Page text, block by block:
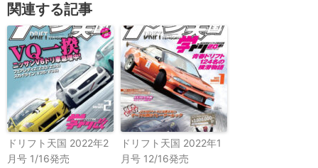
関連する記事
ドリフト天国 2022年2
月号 1/16発売
ドリフト天国 2022年1
月号 12/16発売